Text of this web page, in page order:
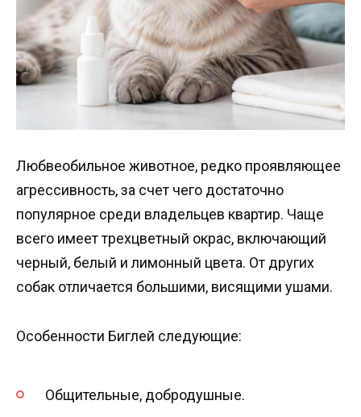
Любвеобильное животное, редко проявляющее
агрессивность, за счет чего достаточно
популярное среди владельцев квартир. Чаще
всего имеет трехцветный окрас, включающий
черный, белый и лимонный цвета. От других
собак отличается большими, висящими ушами.
Особенности Биглей следующие:
Общительные, добродушные.